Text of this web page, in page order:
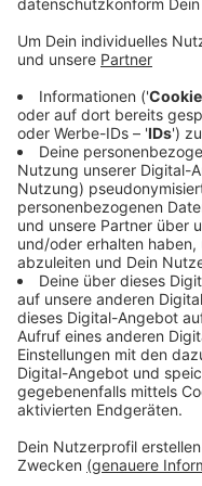
Veröffentlicht:
Morgen wird der
Verkehr freigegeben.
mitgeteilt. Die
Laut Baufirma ist
zu rechnen. Die
die neue Mensa der
wurde sie als
wieder für den
Baufirma die Straße
Reparaturarbeiten